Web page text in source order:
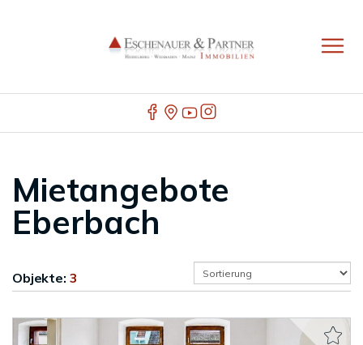
Mietangebote
Eberbach
Objekte: 3